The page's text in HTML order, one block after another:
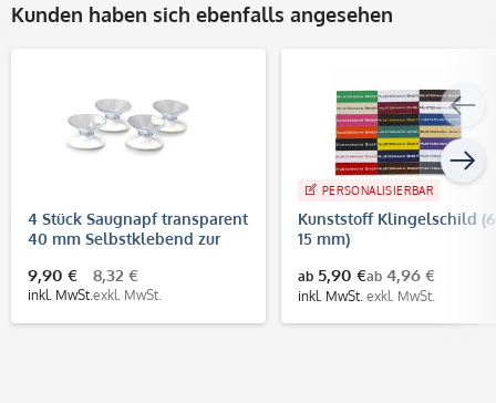
Kunden haben sich ebenfalls angesehen
4 Stück Saugnapf transparent
40 mm Selbstklebend zur
9,90 €
inkl. MwSt.
8,32 €
exkl. MwSt.
PERSONALISIERBAR
Kunststoff Klingelschild
15 mm)
ab 5,90 €
inkl. MwSt.
ab 4,96 €
exkl. MwSt.